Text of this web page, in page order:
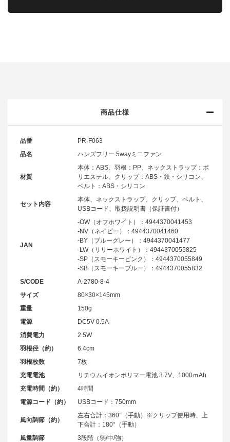
商品仕様
品番
PR-F063
品名
ハンズフリー 5wayミニファン
材質
本体：ABS、羽根：PP、ネックストラップ：ポ
リエステル、クリップ：ABS・鉄・シリコン、
ベルト：ABS・シリコン
セット内容
本体、ネックストラップ、クリップ、ベルト、
USBコード、取扱説明書（保証書付）
JAN
-OW（オフホワイト）：4944370041453
-NV（ネイビー）：4944370041460
-BY（ブルーグレー）：4944370041477
-LW（リリーホワイト）：4944370055825
-SP（スモーキーピンク）：4944370055849
-SB（スモーキーブルー）：4944370055832
S/CODE
A-2780-8-4
サイズ
80×30×145mm
重量
150g
電源
DC5V 0.5A
消費電力
2.5W
羽根径（約）
6.4cm
羽根枚数
7枚
充電電池
リチウムイオンポリマー電池 3.7V、1000ｍAh
充電時間（約）
4時間
電源コード（約）
USBコード：750mm
風向調節（約）
左右合計：360°（手動）※クリップ使用時、上
下合計：180°（手動）
風量調節
3段階（弱/中/強）